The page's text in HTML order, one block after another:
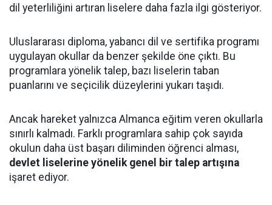
dil yeterliliğini artıran liselere daha fazla ilgi gösteriyor.
Uluslararası diploma, yabancı dil ve sertifika programı
uygulayan okullar da benzer şekilde öne çıktı. Bu
programlara yönelik talep, bazı liselerin taban
puanlarını ve seçicilik düzeylerini yukarı taşıdı.
Ancak hareket yalnızca Almanca eğitim veren okullarla
sınırlı kalmadı. Farklı programlara sahip çok sayıda
okulun daha üst başarı diliminden öğrenci alması,
devlet liselerine yönelik genel bir talep artışına
işaret ediyor.